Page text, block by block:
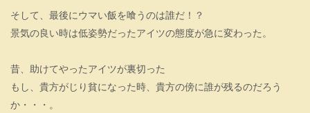
そして、最後にウマい飯を喰うのは誰だ！？
景気の良い時は低姿勢だったアイツの態度が急に変わった。
昔、助けてやったアイツが裏切った
もし、貴方がじり貧になった時、貴方の傍に誰が残るのだろう
か・・・。